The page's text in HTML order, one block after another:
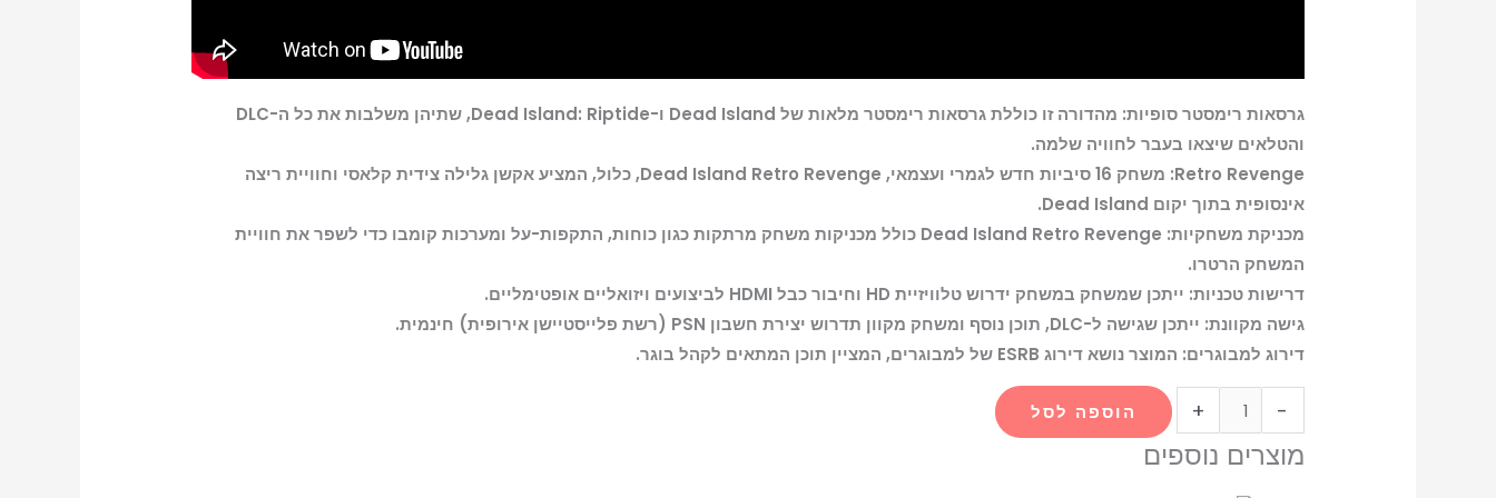
גרסאות רימסטר סופיות: מהדורה זו כוללת גרסאות רימסטר מלאות של Dead Island ו-Dead Island: Riptide, שתיהן משלבות את כל ה-DLC
והטלאים שיצאו בעבר לחוויה שלמה.
Retro Revenge: משחק 16 סיביות חדש לגמרי ועצמאי, Dead Island Retro Revenge, כלול, המציע אקשן גלילה צידית קלאסי וחוויית ריצה
אינסופית בתוך יקום Dead Island.
מכניקת משחקיות: Dead Island Retro Revenge כולל מכניקות משחק מרתקות כגון כוחות, התקפות-על ומערכות קומבו כדי לשפר את חוויית
המשחק הרטרו.
דרישות טכניות: ייתכן שמשחק במשחק ידרוש טלוויזיית HD וחיבור כבל HDMI לביצועים ויזואליים אופטימליים.
גישה מקוונת: ייתכן שגישה ל-DLC, תוכן נוסף ומשחק מקוון תדרוש יצירת חשבון PSN (רשת פלייסטיישן אירופית) חינמית.
דירוג למבוגרים: המוצר נושא דירוג ESRB של למבוגרים, המציין תוכן המתאים לקהל בוגר.
-
+ הוספה לסל
מוצרים נוספים